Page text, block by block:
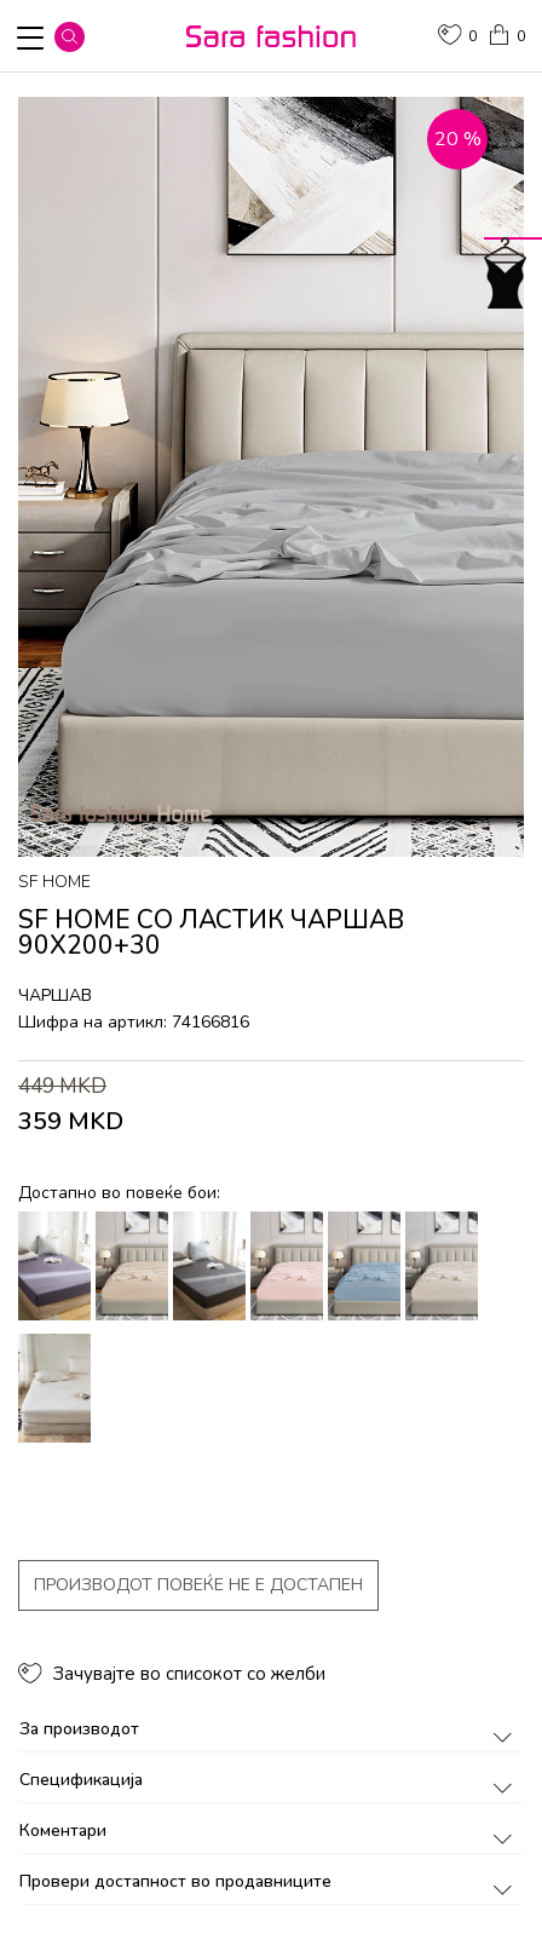
0
0
20 %
SF HOME
SF HOME СО ЛАСТИК ЧАРШАВ
90X200+30
ЧАРШАВ
Шифра на артикл: 74166816
449MKD
359 MKD
Достапно во повеќе бои:
ПРОИЗВОДОТ ПОВЕЌЕ НЕ Е ДОСТАПЕН
Зачувајте во списокот со желби
За производот
Спецификација
Коментари
Провери достапност во продавниците